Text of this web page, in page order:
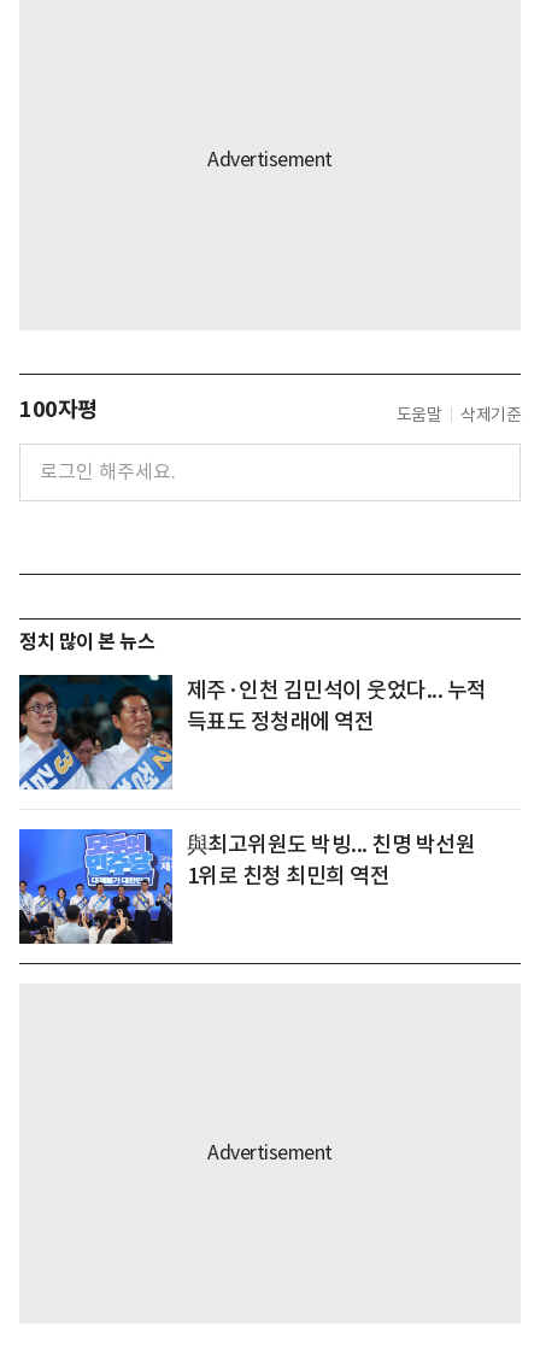
100자평 도움말 삭제기준
정치 많이 본 뉴스
제주·인천 김민석이 웃었다... 누적
득표도 정청래에 역전
與최고위원도 박빙... 친명 박선원
1위로 친청 최민희 역전